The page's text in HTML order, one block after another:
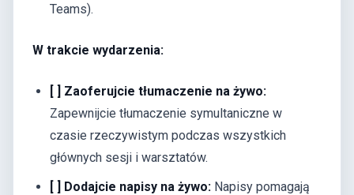
Teams).
W trakcie wydarzenia:
[ ] Zaoferujcie tłumaczenie na żywo:
Zapewnijcie tłumaczenie symultaniczne w
czasie rzeczywistym podczas wszystkich
głównych sesji i warsztatów.
[ ] Dodajcie napisy na żywo: Napisy pomagają